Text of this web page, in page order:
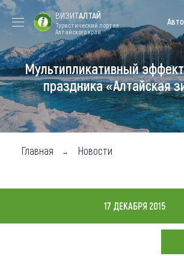
Форум VISIT
ALTAI
Цветение
маральника
форум
Туры
Где побывать
Чем заняться
Где остановиться
ВИЗИТАЛТАЙ
Туристический портал
Алтайского края
Мультипликативный
праздника «Алтайская
Главная Новости
17 ДЕКАБРЯ 2015